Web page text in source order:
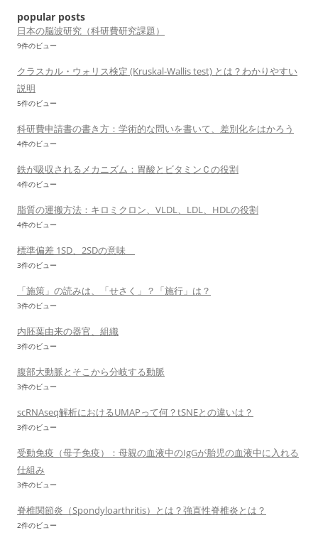
ン
popular posts
日本の脳波研究（科研費研究課題）
9件のビュー
クラスカル・ウォリス検定 (Kruskal-Wallis test) とは？わかりやすい
説明
5件のビュー
科研費申請書の書き方：学術的な問いを書いて、差別化をはかろう
4件のビュー
鉄が吸収されるメカニズム：胃酸とビタミンＣの役割
4件のビュー
脂質の運搬方法：キロミクロン、VLDL、LDL、HDLの役割
4件のビュー
標準偏差 1SD、2SDの意味
3件のビュー
「施策」の読みは、「せさく」？「施行」は？
3件のビュー
内胚葉由来の器官、組織
3件のビュー
腹部大動脈とそこから分岐する動脈
3件のビュー
scRNAseq解析におけるUMAPって何？tSNEとの違いは？
3件のビュー
受動免疫（母子免疫）：母親の血液中のIgGが胎児の血液中に入れる
仕組み
3件のビュー
脊椎関節炎（Spondyloarthritis）とは？強直性脊椎炎とは？
2件のビュー